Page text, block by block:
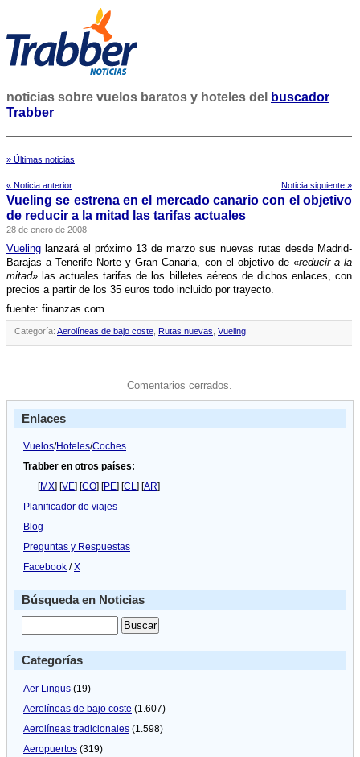
noticias sobre vuelos baratos y hoteles del
buscador
Trabber
» Últimas noticias
« Noticia anterior Noticia siguiente »
Vueling se estrena en el mercado canario con el objetivo
de reducir a la mitad las tarifas actuales
28 de enero de 2008
Vueling lanzará el próximo 13 de marzo sus nuevas rutas desde Madrid-
Barajas a Tenerife Norte y Gran Canaria, con el objetivo de «reducir a la
mitad» las actuales tarifas de los billetes aéreos de dichos enlaces, con
precios a partir de los 35 euros todo incluido por trayecto.
fuente: finanzas.com
Categoría: Aerolíneas de bajo coste Rutas nuevas Vueling
Comentarios cerrados.
Enlaces
Vuelos/Hoteles/Coches
Trabber en otros países:
[MX] [VE] [CO] [PE] [CL] [AR]
Planificador de viajes
Blog
Preguntas y Respuestas
Facebook /X
Búsqueda en Noticias
Categorías
Aer Lingus (19)
Aerolíneas de bajo coste (1.607)
Aerolíneas tradicionales (1.598)
Aeropuertos (319)